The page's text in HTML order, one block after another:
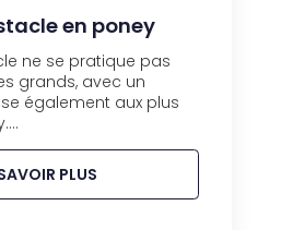
en poney
ne se pratique pas
grands, avec un
également aux plus
PLUS